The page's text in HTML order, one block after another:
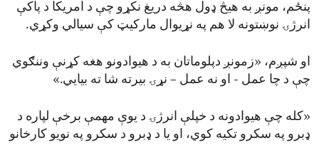
پنځم، مونږ به هیڅ ډول هڅه دریغ نکړو چې د امریکا د پاکې
انرژۍ نوښتونه لا هم په نړیوال مارکیټ کې سیالي وکړي.
او شپږم، «زمونږ دپلوماتان به د هیوادونو هغه کړنې وننګوي
چې د چا عمل - او نه عمل – نړۍ بیرته شا ته بیایي.»
«کله چې هیوادونه د خپلې انرژۍ د یوې مهمې برخې لپاره د
ډبرو په سکرو تکیه کوي، او یا د ډبرو د سکرو په نویو کارخانو